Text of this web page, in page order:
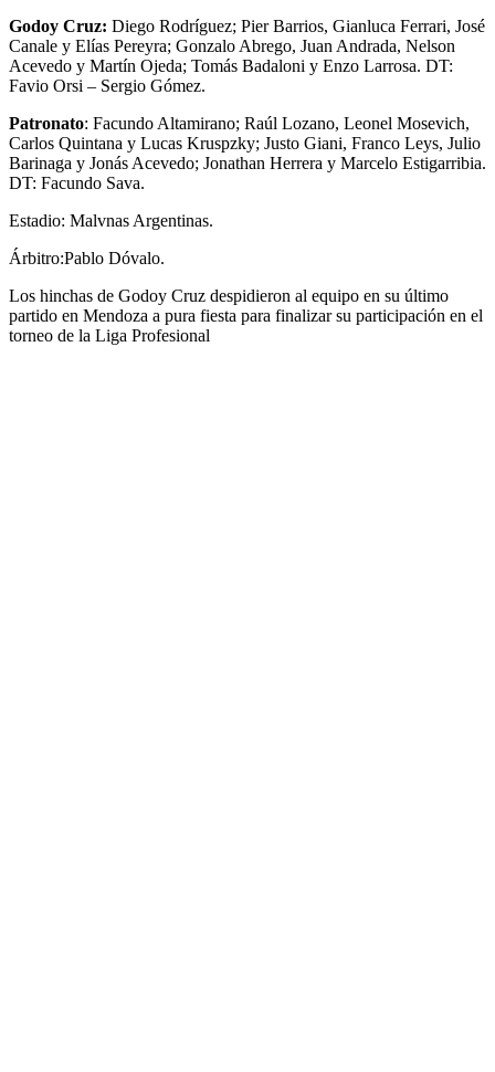
Godoy Cruz: Diego Rodríguez; Pier Barrios, Gianluca Ferrari, José
Canale y Elías Pereyra; Gonzalo Abrego, Juan Andrada, Nelson
Acevedo y Martín Ojeda; Tomás Badaloni y Enzo Larrosa. DT:
Favio Orsi – Sergio Gómez.
Patronato: Facundo Altamirano; Raúl Lozano, Leonel Mosevich,
Carlos Quintana y Lucas Kruspzky; Justo Giani, Franco Leys, Julio
Barinaga y Jonás Acevedo; Jonathan Herrera y Marcelo Estigarribia.
DT: Facundo Sava.
Estadio: Malvnas Argentinas.
Árbitro:Pablo Dóvalo.
Los hinchas de Godoy Cruz despidieron al equipo en su último
partido en Mendoza a pura fiesta para finalizar su participación en el
torneo de la Liga Profesional